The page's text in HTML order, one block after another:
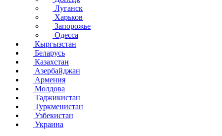
Луганск
Харьков
Запорожье
Одесса
Кыргызстан
Беларусь
Казахстан
Азербайджан
Армения
Молдова
Таджикистан
Туркменистан
Узбекистан
Украина